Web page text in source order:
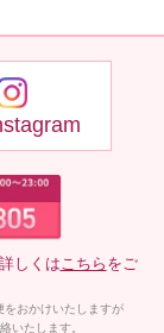
しくは こちら をご
おかけいたしますが
いたします。